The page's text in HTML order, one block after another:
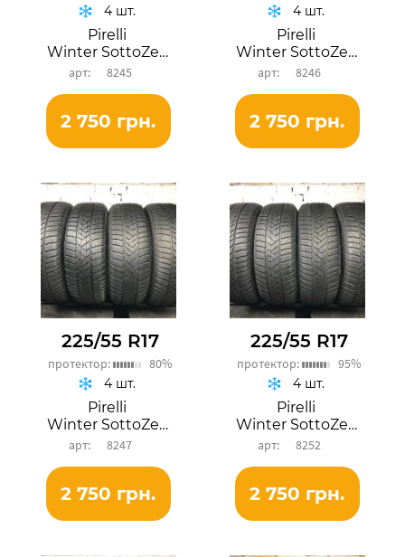
Pirelli
Winter SottoZero 3
8245
4 шт.
2 750 грн.
Pirelli
Winter SottoZero 3
8246
4 шт.
2 750 грн.
225/55 R17
протектор: 80%
Pirelli
Winter SottoZero 3
8247
4 шт.
2 750 грн.
225/55 R17
протектор: 95%
Pirelli
Winter SottoZero 3
8252
4 шт.
2 750 грн.